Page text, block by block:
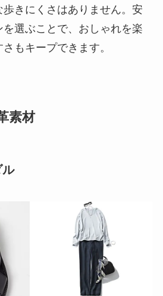
きにくさはありません。安
選ぶことで、おしゃれを楽
もキープできます。
素材
ル